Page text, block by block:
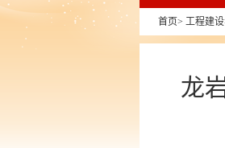
首页> 工程建设
龙